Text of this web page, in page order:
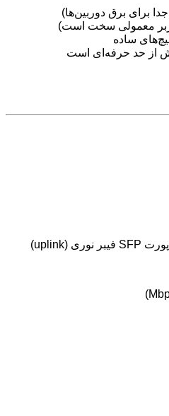
معمولی سخت است)
ساده
از حد حرفه‌ای است